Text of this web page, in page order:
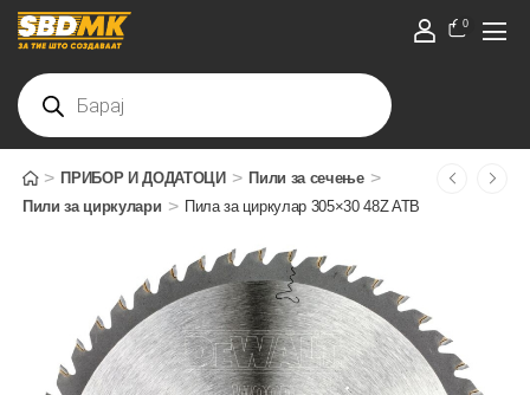
0
> ПРИБОР И ДОДАТОЦИ > Пили за сечење >
Пили за циркулари > Пила за циркулар 305×30 48Z ATB